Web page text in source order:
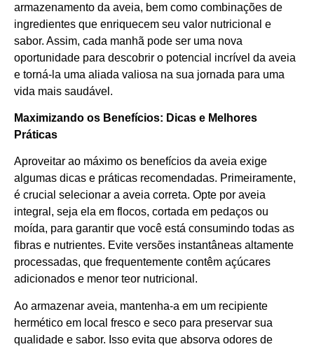
armazenamento da aveia, bem como combinações de
ingredientes que enriquecem seu valor nutricional e
sabor. Assim, cada manhã pode ser uma nova
oportunidade para descobrir o potencial incrível da aveia
e torná-la uma aliada valiosa na sua jornada para uma
vida mais saudável.
Maximizando os Benefícios: Dicas e Melhores
Práticas
Aproveitar ao máximo os benefícios da aveia exige
algumas dicas e práticas recomendadas. Primeiramente,
é crucial selecionar a aveia correta. Opte por aveia
integral, seja ela em flocos, cortada em pedaços ou
moída, para garantir que você está consumindo todas as
fibras e nutrientes. Evite versões instantâneas altamente
processadas, que frequentemente contêm açúcares
adicionados e menor teor nutricional.
Ao armazenar aveia, mantenha-a em um recipiente
hermético em local fresco e seco para preservar sua
qualidade e sabor. Isso evita que absorva odores de